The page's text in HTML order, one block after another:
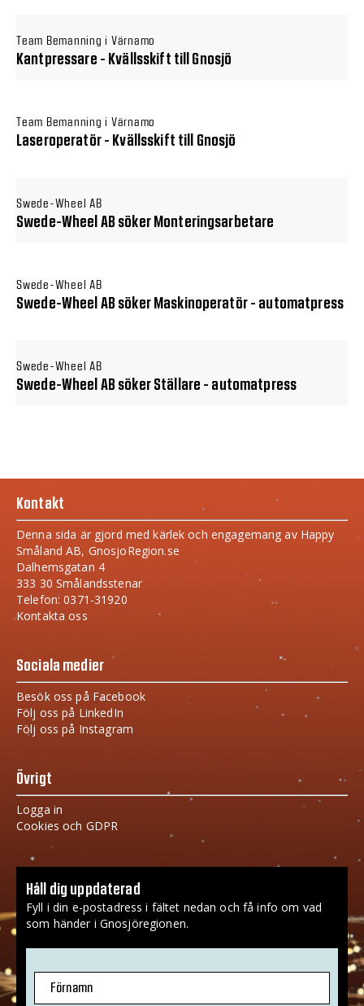
Team Bemanning i Värnamo
Kantpressare - Kvällsskift till Gnosjö
Team Bemanning i Värnamo
Laseroperatör - Kvällsskift till Gnosjö
Swede-Wheel AB
Swede-Wheel AB söker Monteringsarbetare
Swede-Wheel AB
Swede-Wheel AB söker Maskinoperatör - automatpress
Swede-Wheel AB
Swede-Wheel AB söker Ställare - automatpress
Kontakt
Denna sida är gjord med kärlek och engagemang av Happy
Småland AB, GnosjoRegion.se
Dalhemsgatan 4
333 30 Smålandsstenar
Telefon: 0371-31920
Kontakta oss
Sociala medier
Besök oss på Facebook
Följ oss på LinkedIn
Följ oss på Instagram
Övrigt
Logga in
Cookies och GDPR
Håll dig uppdaterad
Fyll i din e-postadress i fältet nedan och få info om vad
som händer i Gnosjöregionen.
Förnamn